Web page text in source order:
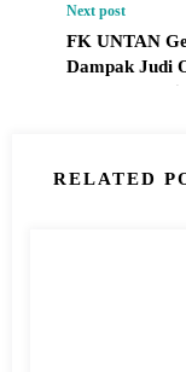
Next post
FK UNTAN
Dampak Judi
Mental
RELATED